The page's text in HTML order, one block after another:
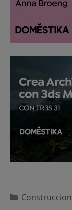
Categorías
Construccion